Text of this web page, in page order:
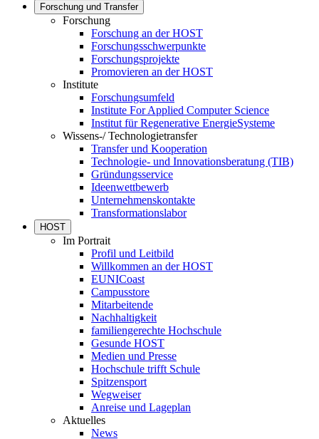
Forschung und Transfer
Forschung
Forschung an der HOST
Forschungsschwerpunkte
Forschungsprojekte
Promovieren an der HOST
Institute
Forschungsumfeld
Institute For Applied Computer Science
Institut für Regenerative EnergieSysteme
Wissens-/ Technologietransfer
Transfer und Kooperation
Technologie- und Innovationsberatung (TIB)
Gründungsservice
Ideenwettbewerb
Unternehmenskontakte
Transformationslabor
HOST
Im Portrait
Profil und Leitbild
Willkommen an der HOST
EUNICoast
Campusstore
Mitarbeitende
Nachhaltigkeit
familiengerechte Hochschule
Gesunde HOST
Medien und Presse
Hochschule trifft Schule
Spitzensport
Wegweiser
Anreise und Lageplan
Aktuelles
News